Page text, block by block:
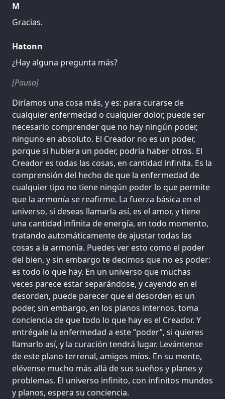
M
Gracias.
Hatonn
¿Hay alguna pregunta más?
[Pausa]
Diríamos una cosa más, y es: para curarse de
cualquier enfermedad o cualquier dolor, puede ser
necesario comprender que no hay ningún poder,
ninguno en absoluto. El Creador no es un poder,
porque si hubiera un poder, podría haber otros. El
Creador es todas las cosas, en cantidad infinita. Es la
comprensión del hecho de que la enfermedad de
cualquier tipo no tiene ningún poder lo que permite
que la armonía se reafirme. La fuerza básica en el
universo, si deseas llamarla así, es el amor, y tiene
una cantidad infinita de energía, en todo momento,
tratando automáticamente de ajustar todas las
cosas a la armonía. Puedes ver esto como el poder
del bien, y sin embargo te decimos que no es poder:
es todo lo que hay. En un universo que muchas
veces parece estar separándose, y cayendo en el
desorden, puede parecer que el desorden es un
poder, sin embargo, en los planos internos, toma
conciencia de que todo lo que hay es el Creador. Y
entrégale la enfermedad a este “poder”, si quieres
llamarlo así, y la curación tendrá lugar. Levántense
de este plano terrenal, amigos míos. En su mente,
elévense mucho más allá de sus sueños y planes y
problemas. El universo infinito, con infinitos mundos
y planos, espera su conciencia.